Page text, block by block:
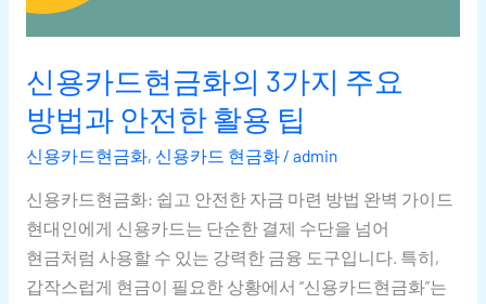
신용카드현금화의 3가지 주요
방법과 안전한 활용 팁
신용카드현금화, 신용카드 현금화/ admin
신용카드현금화: 쉽고 안전한 자금 마련 방법 완벽 가이드
현대인에게 신용카드는 단순한 결제 수단을 넘어
현금처럼 사용할 수 있는 강력한 금융 도구입니다. 특히,
갑작스럽게 현금이 필요한 상황에서 “신용카드현금화”는